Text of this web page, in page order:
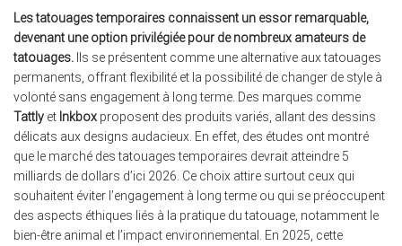
Les tatouages temporaires connaissent un essor remarquable,
devenant une option privilégiée pour de nombreux amateurs de
tatouages. Ils se présentent comme une alternative aux tatouages
permanents, offrant flexibilité et la possibilité de changer de style à
volonté sans engagement à long terme. Des marques comme
Tattly et Inkbox proposent des produits variés, allant des dessins
délicats aux designs audacieux. En effet, des études ont montré
que le marché des tatouages temporaires devrait atteindre 5
milliards de dollars d’ici 2026. Ce choix attire surtout ceux qui
souhaitent éviter l’engagement à long terme ou qui se préoccupent
des aspects éthiques liés à la pratique du tatouage, notamment le
bien-être animal et l’impact environnemental. En 2025, cette